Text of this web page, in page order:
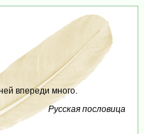
впереди много.
Русская пословица